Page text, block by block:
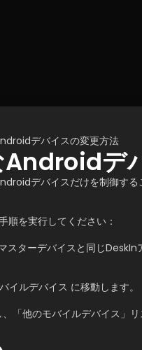
デバイスの変更方法
Androidデ
デバイスだけを制御する
を実行してください：
ターデバイスと同じDeskIn
ルデバイス に移動します。
「他のモバイルデバイス」